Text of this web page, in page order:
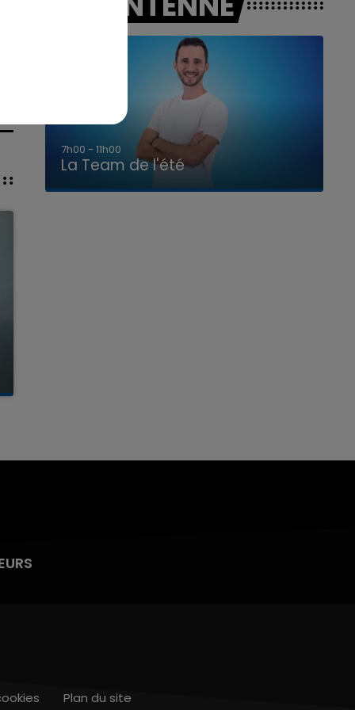
7h00 - 11h00
La Team de l'été
Plan du site